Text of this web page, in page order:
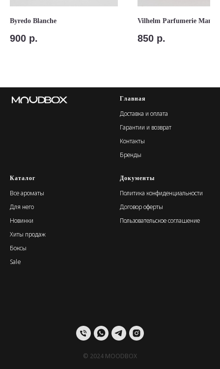
Byredo Blanche
900 р.
Vilhelm Parfumerie
850 р.
Главная
Доставка и оплата
Гарантии и возврат
Контакты
Бренды
Каталог
Все ароматы
Для него
Новинки
Хиты продаж
Боксы
Sale
Документы
Политика конфиденциальности
Договор оферты
Пользовательское соглашение
© 2024 MOODBOX